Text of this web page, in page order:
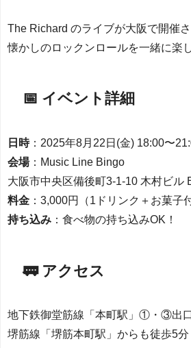
The Richard のライブが大阪で開催さ
懐かしのロックンロールを一緒に楽
📅 イベント詳細
日時：2025年8月22日(金) 18:00〜
会場：Music Line Bingo
大阪市中央区備後町3-1-10 木村ビル
料金 ：3,000円（1ドリンク＋お菓子
持ち込み ：食べ物の持ち込みOK！
🚃 アクセス
地下鉄御堂筋線「本町駅」①・③出
堺筋線「堺筋本町駅」からも徒歩5分